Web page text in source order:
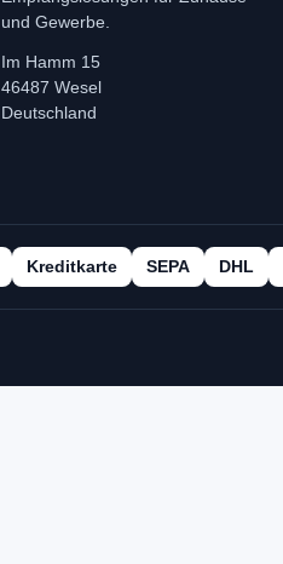
und Gewerbe.
Im Hamm 15
46487 Wesel
Deutschland
Kreditkarte SEPA DHL